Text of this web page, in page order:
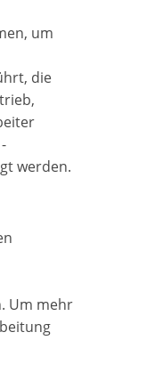
um
die
werden.
Um mehr